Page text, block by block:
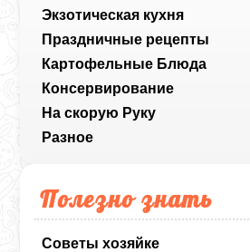
Экзотическая кухня
Праздничные рецепты
Картофельные Блюда
Консервирование
На скорую Руку
Разное
Полезно знать
Советы хозяйке